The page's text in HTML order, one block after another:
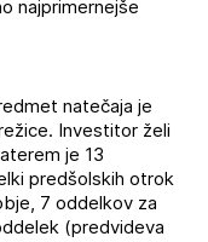
najprimernejše
natečaja je
Investitor želi
je 13
predšolskih otrok
7 oddelkov za
(predvideva